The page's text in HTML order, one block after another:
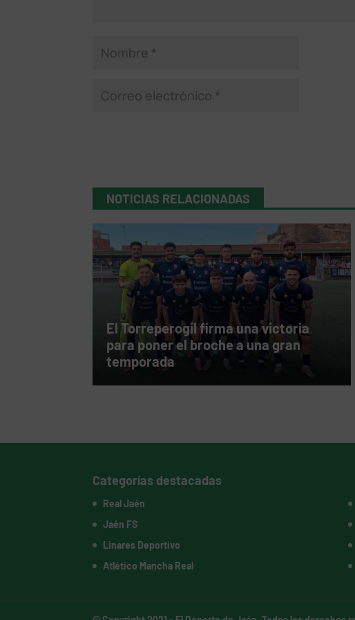
NOTICIAS RELACIONADAS
El Torreperogil firma una victoria
para poner el broche a una gran
temporada
Categorías destacadas
Real Jaén
Jaén FS
Linares Deportivo
Atlético Mancha Real